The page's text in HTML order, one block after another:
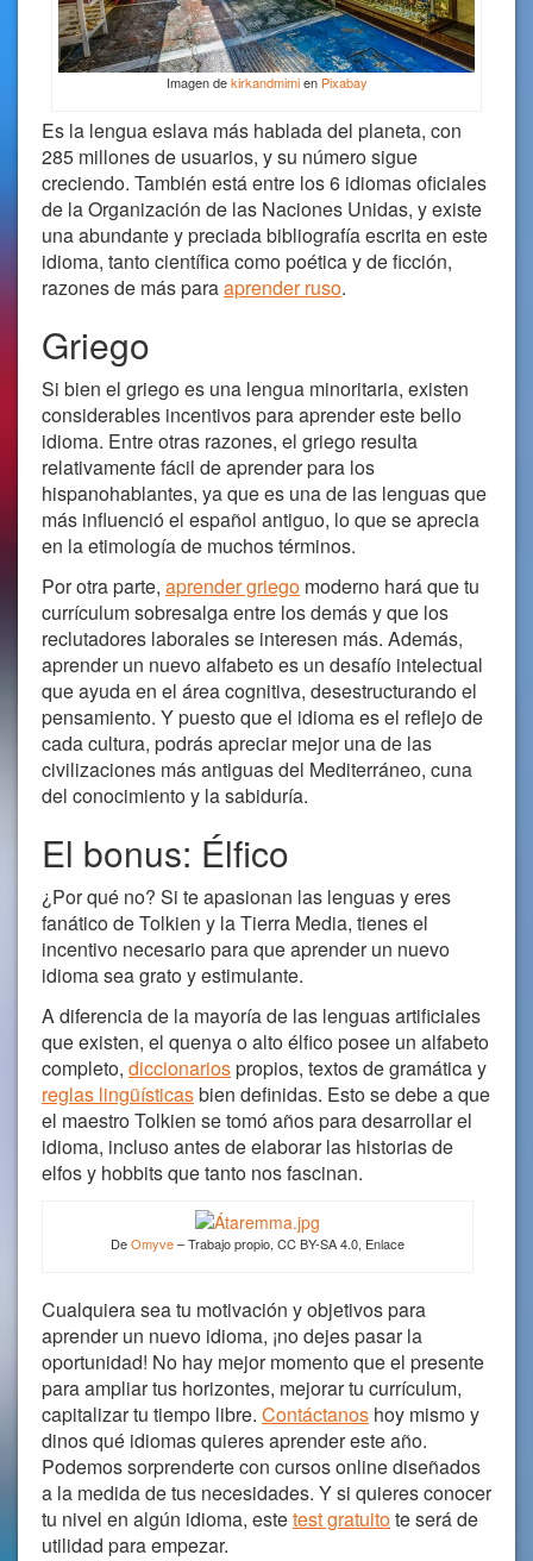
Imagen dekirkandmimien Pixabay
Es la lengua eslava más hablada del planeta, con
285 millones de usuarios, y su número sigue
creciendo. También está entre los 6 idiomas oficiales
de la Organización de las Naciones Unidas, y existe
una abundante y preciada bibliografía escrita en este
idioma, tanto científica como poética y de ficción,
razones de más paraaprender ruso.
Griego
Si bien el griego es una lengua minoritaria, existen
considerables incentivos para aprender este bello
idioma. Entre otras razones, el griego resulta
relativamente fácil de aprender para los
hispanohablantes, ya que es una de las lenguas que
más influenció el español antiguo, lo que se aprecia
en la etimología de muchos términos.
Por otra parte, aprender griego moderno hará que tu
currículum sobresalga entre los demás y que los
reclutadores laborales se interesen más. Además,
aprender un nuevo alfabeto es un desafío intelectual
que ayuda en el área cognitiva, desestructurando el
pensamiento. Y puesto que el idioma es el reflejo de
cada cultura, podrás apreciar mejor una de las
civilizaciones más antiguas del Mediterráneo, cuna
del conocimiento y la sabiduría.
El bonus: Élfico
¿Por qué no? Si te apasionan las lenguas y eres
fanático de Tolkien y la Tierra Media, tienes el
incentivo necesario para que aprender un nuevo
idioma sea grato y estimulante.
A diferencia de la mayoría de las lenguas artificiales
que existen, el quenya o alto élfico posee un alfabeto
completo, diccionariospropios, textos de gramática y
reglas lingüísticasbien definidas. Esto se debe a que
el maestro Tolkien se tomó años para desarrollar el
idioma, incluso antes de elaborar las historias de
elfos y hobbits que tanto nos fascinan.
DeOmyve–Trabajo propio, CC BY-SA 4.0, Enlace
Cualquiera sea tu motivación y objetivos para
aprender un nuevo idioma, ¡no dejes pasar la
oportunidad! No hay mejor momento que el presente
para ampliar tus horizontes, mejorar tu currículum,
capitalizar tu tiempo libre. Contáctanos hoy mismo y
dinos qué idiomas quieres aprender este año.
Podemos sorprenderte con cursos online diseñados
a la medida de tus necesidades. Y si quieres conocer
tu nivel en algún idioma, estetest gratuitote será de
utilidad para empezar.